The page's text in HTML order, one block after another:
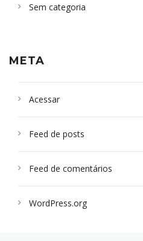
Sem categoria
META
Acessar
Feed de posts
Feed de comentários
WordPress.org